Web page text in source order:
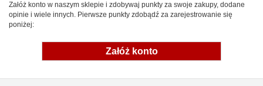
Załóż konto w naszym sklepie i zdobywaj punkty za swoje zakupy, dodane
opinie i wiele innych. Pierwsze punkty zdobądź za zarejestrowanie się
poniżej:
Załóż konto